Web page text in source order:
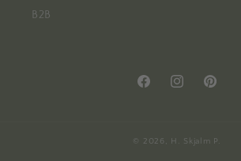
B2B
FacebookInstagramPinterest
© 2026, H. Skjalm P.